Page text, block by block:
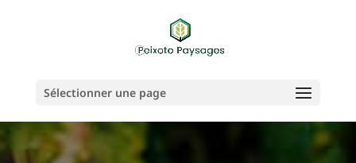
Sélectionner une page